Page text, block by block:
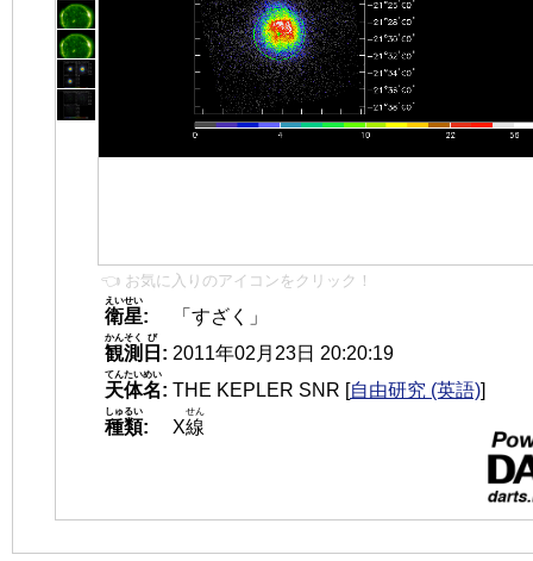
👈 お気に入りのアイコンをクリック！
衛星
えいせい
:
「すざく」
観測
かんそく
日
び
: 2011年02月23日 20:20:19
天体名
てんたいめい
: THE KEPLER SNR [自由研究 (英語)]
種類
しゅるい
: X線
せん